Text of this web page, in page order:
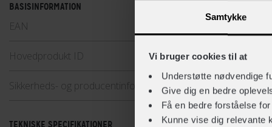
Samtykke
Vi bruger cookies til at
Understøtte nødvendige
Give dig en bedre
Få en bedre forståelse
Kunne vise dig relevante
BASISINFORMATION
EAN
Hovedprodukt ID
Sikkerheds- og producentinfo Vis
TEKNISKE SPECIFIKATIONER